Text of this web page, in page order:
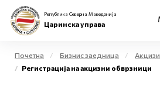
Република Северна Македонија
Царинска управа
Почетна Бизнис заедница Акцизи
Регистрација на акцизни обврзници